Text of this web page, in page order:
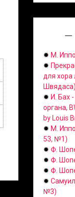
✹ М.
✹
для хора
Швядаса)
✹ И. Бах
органа,
by Louis
✹ М.
53, №1)
✹ Ф.
✹ Ф.
✹ Ф.
✹
№3)